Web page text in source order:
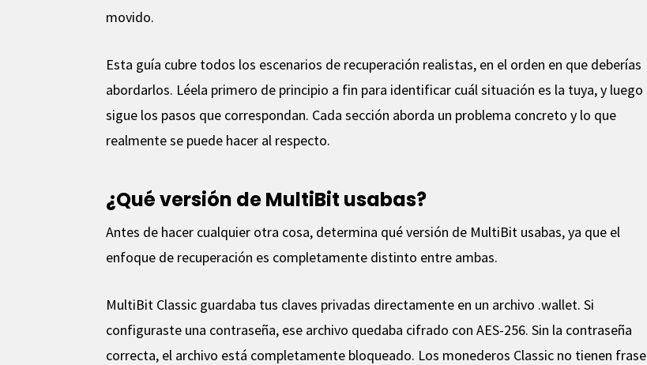
movido.
Esta guía cubre todos los escenarios de recuperación realistas, en el orden en que deberías
abordarlos. Léela primero de principio a fin para identificar cuál situación es la tuya, y luego
sigue los pasos que correspondan. Cada sección aborda un problema concreto y lo que
realmente se puede hacer al respecto.
¿Qué versión de MultiBit usabas?
Antes de hacer cualquier otra cosa, determina qué versión de MultiBit usabas, ya que el
enfoque de recuperación es completamente distinto entre ambas.
MultiBit Classic guardaba tus claves privadas directamente en un archivo .wallet. Si
configuraste una contraseña, ese archivo quedaba cifrado con AES-256. Sin la contraseña
correcta, el archivo está completamente bloqueado. Los monederos Classic no tienen frase